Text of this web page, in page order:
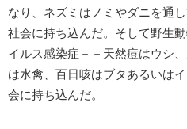
なり、ネズミはノミやダニを通
社会に持ち込んだ。そして野生
イルス感染症－－天然痘はウシ
は水禽、百日咳はブタあるいは
会に持ち込んだ。